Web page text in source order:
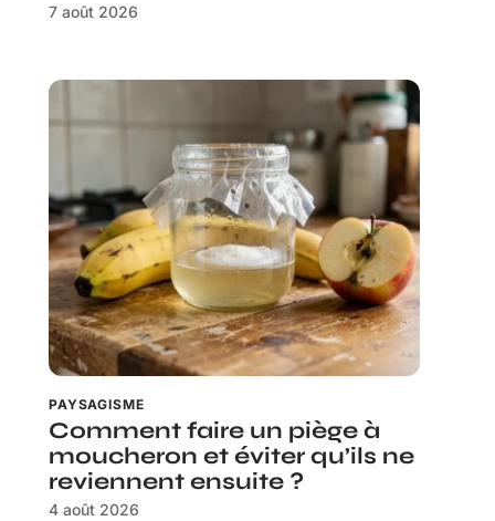
7 août 2026
PAYSAGISME
Comment faire un piège à
moucheron et éviter qu’ils ne
reviennent ensuite ?
4 août 2026